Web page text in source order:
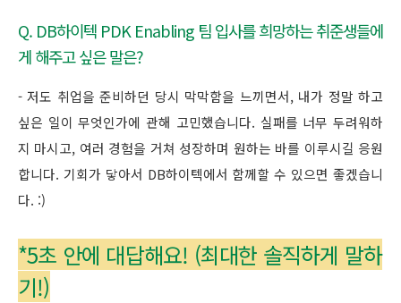
Q. DB하이텍 PDK Enabling 팀 입사를 희망하는 취준생들에
게 해주고 싶은 말은?
- 저도 취업을 준비하던 당시 막막함을 느끼면서, 내가 정말 하고
싶은 일이 무엇인가에 관해 고민했습니다. 실패를 너무 두려워하
지 마시고, 여러 경험을 거쳐 성장하며 원하는 바를 이루시길 응원
합니다. 기회가 닿아서 DB하이텍에서 함께할 수 있으면 좋겠습니
다. :)
*5초 안에 대답해요! (최대한 솔직하게 말하
기!)